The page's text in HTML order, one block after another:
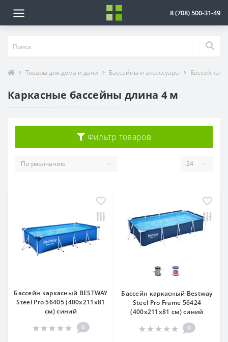
8 (708) 500-31-49
Товары для дома и дачи Бассейны и аксессуары Бассейны
Каркасные бассейны длина 4 м
Фильтр товаров
Бассейн каркасный BESTWAY
Steel Pro 56405 (400х211х81
см) синий
0
Бассейн каркасный Bestway
Steel Pro Frame 56424
(400х211х81 см) синий
0